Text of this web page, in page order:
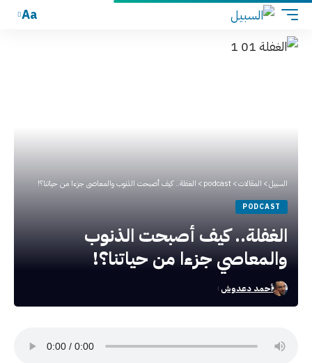
Aa
السبيل> المقالات>
podcast
> الغفلة.. كيف أصبحت الذنوب والمعاصي جزءا من حياتنا؟!
PODCAST
الغفلة.. كيف أصبحت الذنوب
والمعاصي جزءا من حياتنا؟!
أحمد دعدوش